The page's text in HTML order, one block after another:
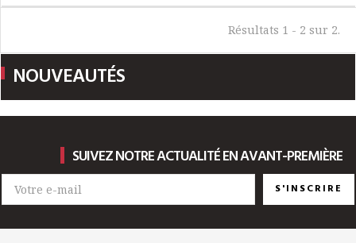
Résultats 1 - 2 sur 2.
NOUVEAUTÉS
SUIVEZ NOTRE ACTUALITÉ EN AVANT-PREMIÈRE
S'INSCRIRE